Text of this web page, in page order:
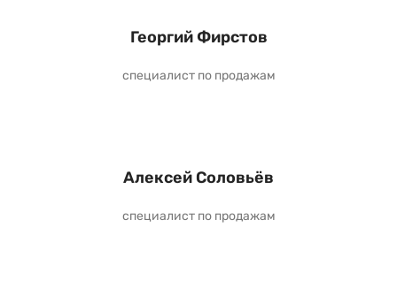
Георгий Фирстов
специалист по продажам
Алексей Соловьёв
специалист по продажам